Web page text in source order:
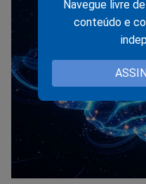
Navegue livre
conteúdo e